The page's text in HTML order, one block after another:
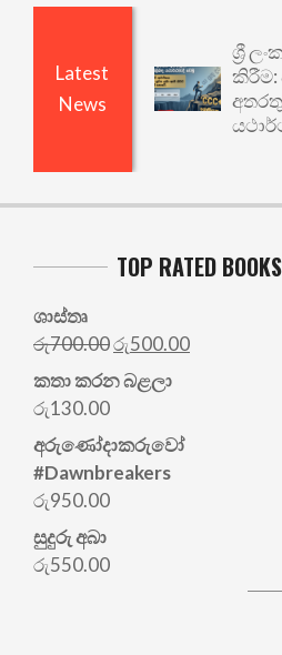
Latest
News
ශ්‍රී
කිරීම:
අතරතුර,
TOP RATED BOOKS
ශාස්තෘ
රු700.00Original
price
was:
රු500.00Current
කතා කරන බළලා
රු130.00
අරු‍ණෝදාකරුවෝ
#Dawnbreakers
රු950.00
සුදුරු අබා
රු550.00